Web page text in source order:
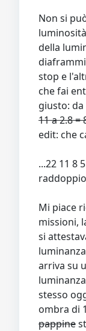
Non si
della
stop e
che fai
giusto: da
11 a 2.8 =
edit: che
...22 11 8
raddoppio
Mi piace
missioni,
si
arriva su
stesso
ombra di
pappine